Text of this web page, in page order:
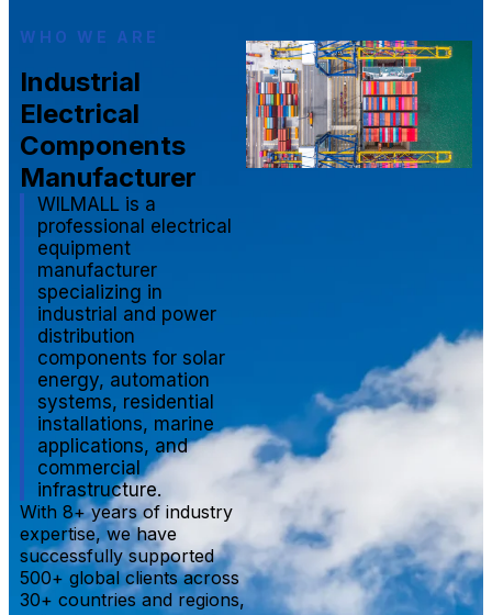
WHO WE ARE
Industrial
Electrical
Components
Manufacturer
WILMALL is a
professional electrical
equipment
manufacturer
specializing in
industrial and power
distribution
components for solar
energy, automation
systems, residential
installations, marine
applications, and
commercial
infrastructure.
With 8+ years of industry
expertise, we have
successfully supported
500+ global clients across
30+ countries and regions,